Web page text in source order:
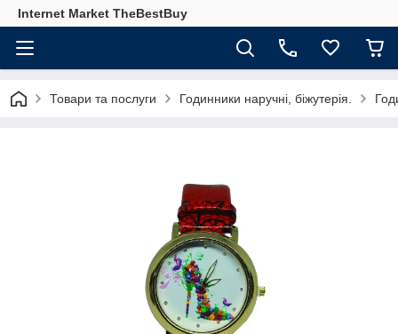
Internet Market TheBestBuy
Товари та послуги Годинники наручні, біжутерія.